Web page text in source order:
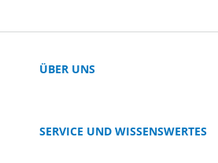
ÜBER UNS
SERVICE UND WISSENSWERTES